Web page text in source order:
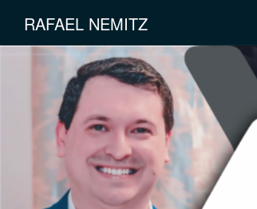
RAFAEL NEMITZ